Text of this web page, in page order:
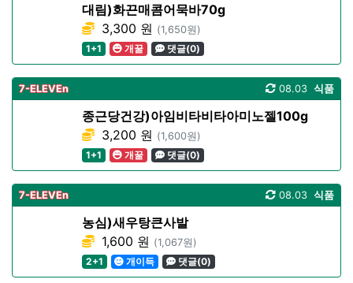
대림)화끈매콤어묵바70g
3,300 원 (1,650원)
1+1
개꿀 댓글(0)
7-ELEVEn 식품
08.03
종근당건강)아임비타비타아미노젤100g
3,200 원 (1,600원)
1+1
개꿀 댓글(0)
7-ELEVEn 식품
08.03
농심)새우탕큰사발
1,600 원 (1,067원)
2+1
개이득 댓글(0)